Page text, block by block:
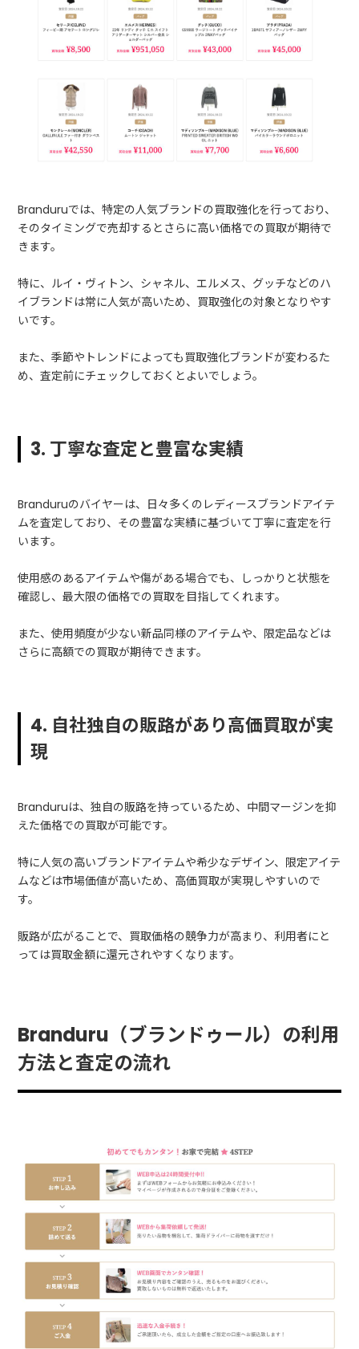
Branduruでは、特定の人気ブランドの買取強化を行っており、
そのタイミングで売却するとさらに高い価格での買取が期待で
きます。
特に、ルイ・ヴィトン、シャネル、エルメス、グッチなどのハ
イブランドは常に人気が高いため、買取強化の対象となりやす
いです。
また、季節やトレンドによっても買取強化ブランドが変わるた
め、査定前にチェックしておくとよいでしょう。
3. 丁寧な査定と豊富な実績
Branduruのバイヤーは、日々多くのレディースブランドアイテ
ムを査定しており、その豊富な実績に基づいて丁寧に査定を行
います。
使用感のあるアイテムや傷がある場合でも、しっかりと状態を
確認し、最大限の価格での買取を目指してくれます。
また、使用頻度が少ない新品同様のアイテムや、限定品などは
さらに高額での買取が期待できます。
4. 自社独自の販路があり高価買取が実
現
Branduruは、独自の販路を持っているため、中間マージンを抑
えた価格での買取が可能です。
特に人気の高いブランドアイテムや希少なデザイン、限定アイテ
ムなどは市場価値が高いため、高価買取が実現しやすいので
す。
販路が広がることで、買取価格の競争力が高まり、利用者にと
っては買取金額に還元されやすくなります。
Branduru（ブランドゥール）の利用
方法と査定の流れ